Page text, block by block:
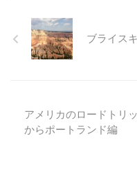
ブライス
アメリカのロードトリ
からポートランド編